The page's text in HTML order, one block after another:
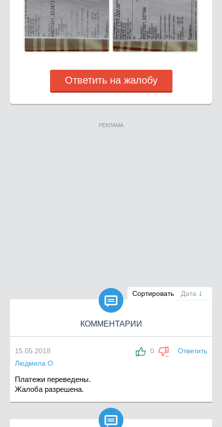
Ответить на жалобу
РЕКЛАМА
Сортировать Дата

КОММЕНТАРИИ
0 Ответить
15.05.2018
Людмила О.
Платежи переведены.
Жалоба разрешена.
